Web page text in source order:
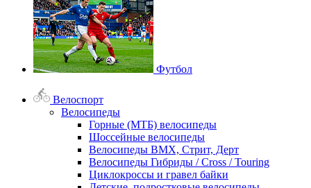
Футбол
Велоспорт
Велосипеды
Горные (МТБ) велосипеды
Шоссейные велосипеды
Велосипеды BMX, Стрит, Дерт
Велосипеды Гибриды / Cross / Touring
Циклокроссы и гравел байки